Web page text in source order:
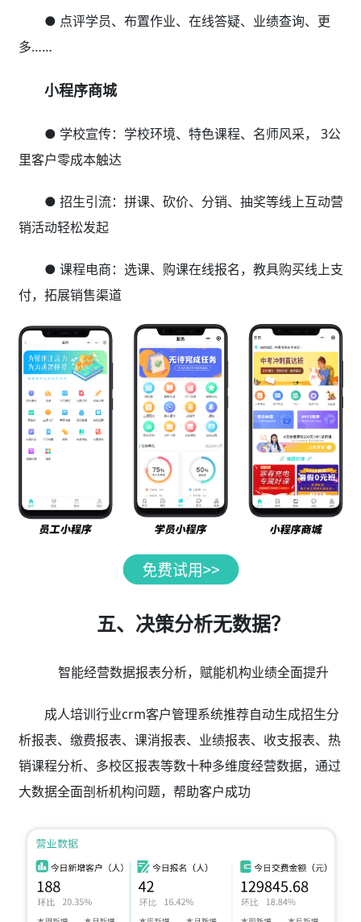
● 点评学员、布置作业、在线答疑、业绩查询、更
多……
小程序商城
● 学校宣传：学校环境、特色课程、名师风采， 3公
里客户零成本触达
● 招生引流：拼课、砍价、分销、抽奖等线上互动营
销活动轻松发起
● 课程电商：选课、购课在线报名，教具购买线上支
付，拓展销售渠道
五、决策分析无数据？
智能经营数据报表分析，赋能机构业绩全面提升
成人培训行业crm客户管理系统推荐自动生成招生分
析报表、缴费报表、课消报表、业绩报表、收支报表、热
销课程分析、多校区报表等数十种多维度经营数据，通过
大数据全面剖析机构问题，帮助客户成功